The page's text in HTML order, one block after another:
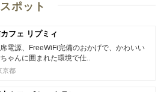
ポット
フェ リプミィ
電源、FreeWiFi完備のおかげで、かわいい
ゃんに囲まれた環境で仕..
京都